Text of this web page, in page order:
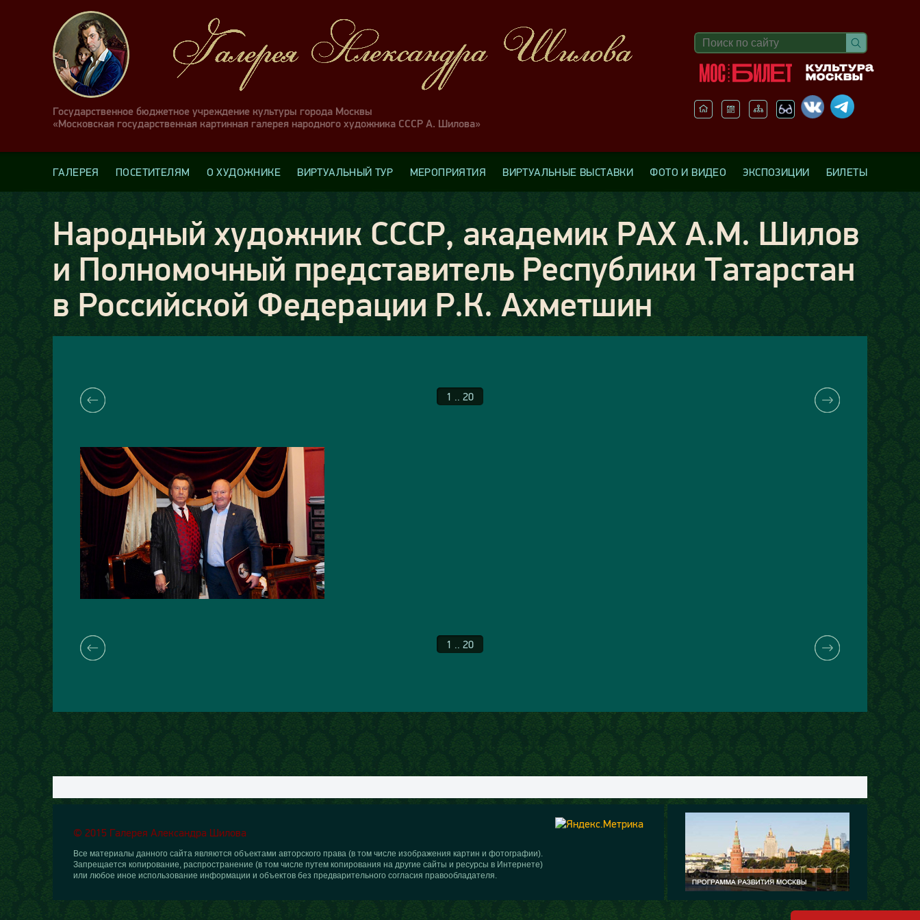
Государственное бюджетное учреждение культуры города Москвы
«Московская государственная картинная галерея народного художника СССР А. Шилова»
ГАЛЕРЕЯ ПОСЕТИТЕЛЯМ О ХУДОЖНИКЕ ВИРТУАЛЬНЫЙ ТУР МЕРОПРИЯТИЯ ВИРТУАЛЬНЫЕ ВЫСТАВКИ ФОТО И ВИДЕО ЭКСПОЗИЦИИ БИЛЕТЫ
Народный художник СССР, академик РАХ А.М. Шилов
и Полномочный представитель Республики Татарстан
в Российской Федерации Р.К. Ахметшин
1 .. 20
1 .. 20
© 2015 Галерея Александра Шилова
Все материалы данного сайта являются объектами авторского права (в том числе изображения картин и фотографии).
Запрещается копирование, распространение (в том числе путем копирования на другие сайты и ресурсы в Интернете)
или любое иное использование информации и объектов без предварительного согласия правообладателя.